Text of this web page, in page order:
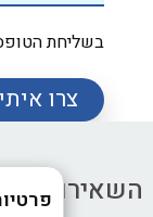
בשליחת
צרו
השאירו